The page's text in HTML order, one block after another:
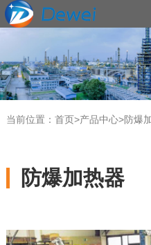
当前位置： 首页>产品中心>防爆
防爆加热器